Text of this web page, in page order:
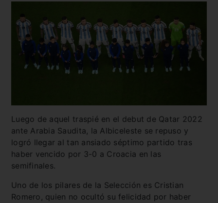
Luego de aquel traspié en el debut de Qatar 2022
ante Arabia Saudita, la Albiceleste se repuso y
logró llegar al tan ansiado séptimo partido tras
haber vencido por 3-0 a Croacia en las
semifinales.
Uno de los pilares de la Selección es Cristian
Romero, quien no ocultó su felicidad por haber